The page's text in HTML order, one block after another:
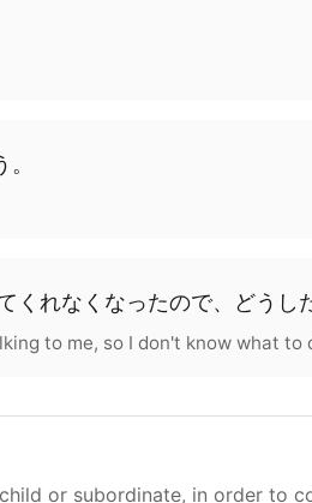
。
くれなくなったので、 どう し
to me, so I don't know what to
or subordinate, in order to